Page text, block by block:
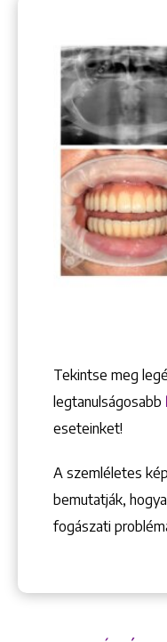
Tekintse meg
legtanulságosabb
eseteinket!
A szemléletes
bemutatják,
fogászati